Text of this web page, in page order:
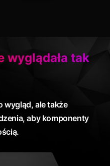
wyglądała tak
wygląd, ale także
aby komponenty